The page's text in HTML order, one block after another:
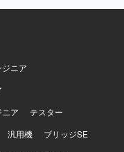
票計上対応 ・その他
ニア
ア
テスター
汎用機
ブリッジSE